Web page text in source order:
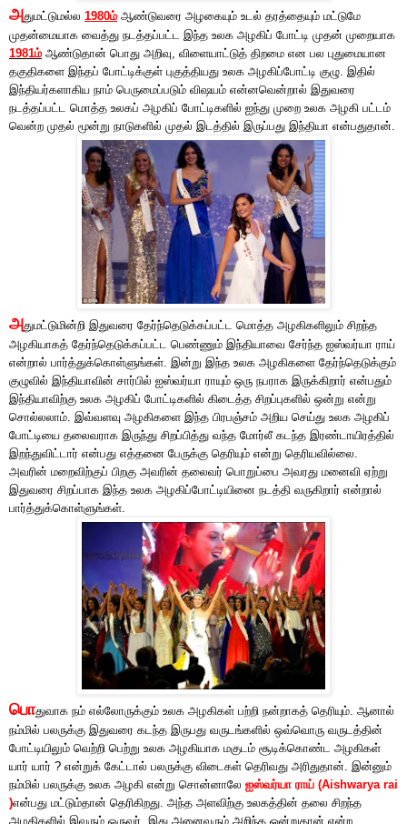
அதுமட்டுமல்ல 1980ம்ஆண்டுவரை அழகையும் உடல் தரத்தையும் மட்டுமே
முதன்மையாக வைத்து நடத்தப்பட்ட இந்த உலக அழகிப் போட்டி முதன் முறையாக
1981ம்ஆண்டுதான் பொது அறிவு, விளையாட்டுத் திறமை என பல புதுமையான
தகுதிகளை இந்தப் போட்டிக்குள் புகுத்தியது உலக அழகிப்போட்டி குழு. இதில்
இந்தியர்களாகிய நாம் பெருமைப்படும் விஷயம் என்னவென்றால் இதுவரை
நடத்தப்பட்ட மொத்த உலகப் அழகிப் போட்டிகளில் ஐந்து முறை உலக அழகி பட்டம்
வென்ற முதல் மூன்று நாடுகளில் முதல் இடத்தில் இருப்பது இந்தியா என்பதுதான்.
அதுமட்டுமின்றி இதுவரை தேர்ந்தெடுக்கப்பட்ட மொத்த அழகிகளிலும் சிறந்த
அழகியாகத் தேர்ந்தெடுக்கப்பட்ட பெண்ணும் இந்தியாவை சேர்ந்த ஐஸ்வர்யா ராய்
என்றால் பார்த்துக்கொள்ளுங்கள். இன்று இந்த உலக அழகிகளை தேர்ந்தெடுக்கும்
குழுவில் இந்தியாவின் சார்பில் ஐஸ்வர்யா ராயும் ஒரு நபராக இருக்கிறார் என்பதும்
இந்தியாவிற்கு உலக அழகிப் போட்டிகளில் கிடைத்த சிறப்புகளில் ஒன்று என்று
சொல்லலாம். இவ்வளவு அழகிகளை இந்த பிரபஞ்சம் அறிய செய்து உலக அழகிப்
போட்டியை தலைவராக இருந்து சிறப்பித்து வந்த மோர்லீ கடந்த இரண்டாயிரத்தில்
இறந்துவிட்டார் என்பது எத்தனை பேருக்கு தெரியும் என்று தெரியவில்லை.
அவரின் மறைவிற்குப் பிறகு அவரின் தலைவர் பொறுப்பை அவரது மனைவி ஏற்று
இதுவரை சிறப்பாக இந்த உலக அழகிப்போட்டியினை நடத்தி வருகிறார் என்றால்
பார்த்துக்கொள்ளுங்கள்.
பொதுவாக நம் எல்லோருக்கும் உலக அழகிகள் பற்றி நன்றாகத் தெரியும். ஆனால்
நம்மில் பலருக்கு இதுவரை கடந்த இருபது வருடங்களில் ஒவ்வொரு வருடத்தின்
போட்டியிலும் வெற்றி பெற்று உலக அழகியாக மகுடம் சூடிக்கொண்ட அழகிகள்
யார் யார் ? என்றுக் கேட்டால் பலருக்கு விடைகள் தெரிவது அரிதுதான். இன்னும்
நம்மில் பலருக்கு உலக அழகி என்று சொன்னாலே ஐஸ்வர்யா ராய் (Aishwarya rai
)என்பது மட்டும்தான் தெரிகிறது. அந்த அளவிற்கு உலகத்தின் தலை சிறந்த
அழகிகளில் இவரும் ஒருவர். இது அனைவரும் அறிந்த ஒன்றுதான் என்ற